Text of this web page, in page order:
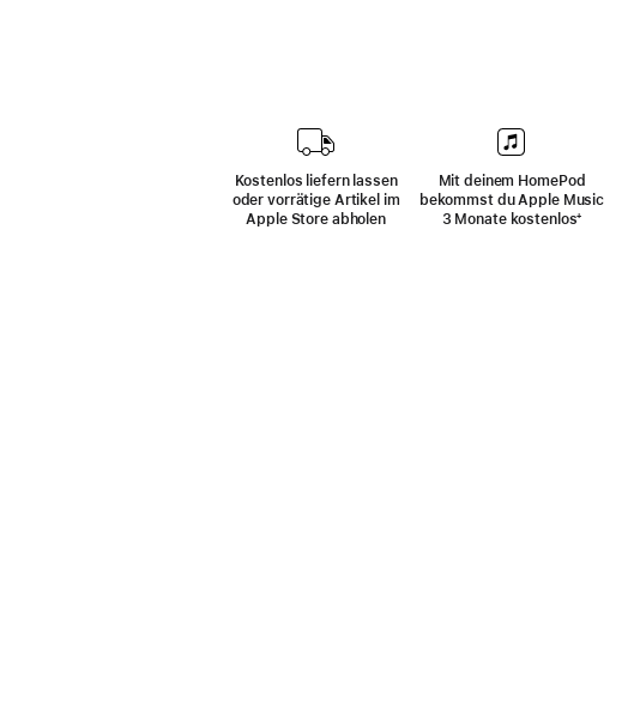
Kostenlos liefern lassen
oder vorrätige Artikel im
Apple Store abholen
Mit deinem HomePod
bekommst du Apple Music
3 Monate kostenlosFußnote
⁺